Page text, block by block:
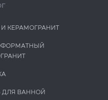
И КЕРАМОГРАНИТ
ДЛЯ ВАННОЙ